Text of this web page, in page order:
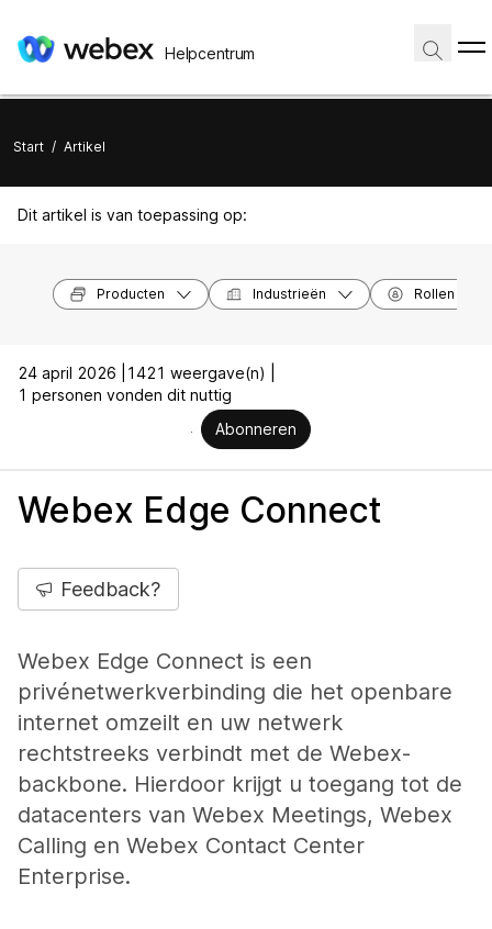
Helpcentrum
Start / Artikel
Dit artikel is van toepassing op:
Producten Industrieën Rollen
24 april 2026 |
1421 weergave(n) |
1 personen vonden dit nuttig
Abonneren
Webex Edge Connect
Feedback?
Webex Edge Connect is een
privénetwerkverbinding die het openbare
internet omzeilt en uw netwerk
rechtstreeks verbindt met de Webex-
backbone. Hierdoor krijgt u toegang tot de
datacenters van Webex Meetings, Webex
Calling en Webex Contact Center
Enterprise.